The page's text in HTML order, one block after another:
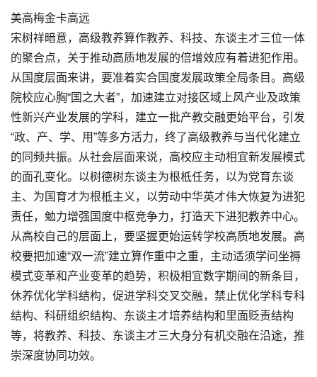
美高梅金卡高远
宋树祥暗意，高级教养算作教养、科技、东谈主才三位一体
的聚合点，关于推动高质地发展的倍增效应有着进犯作用。
从国度层面来讲，要准着实合国度发展政策全局条目。高级
院校应心胸“国之大者”，加速建立对接区域上风产业及政策
性新兴产业发展的学科，建立一批产教交融更始平台，引发
“政、产、学、用”等多方活力，终了高级教养与当代化建立
的同频共振。从社会层面来说，高校应主动相宜新发展模式
的面孔变化。以树德树东谈主为根柢任务，以为党育东谈
主、为国育才为根柢主义，以劳动中华英才伟大恢复为进犯
责任，勉力增强国度中枢竞争力，打造天下进犯教养中心。
从高校自己的层面上，要坚握更始运转学校高质地发展。高
校要把加速“双一流”建立算作重中之重，主动适须学问坐褥
模式变革和产业变革的趋势，积极相宜数字期间的新条目，
休养优化学科结构，促进学科交叉交融，禁止优化学科专科
结构、科研组织结构、东谈主才培养结构和里面贬责结构
等，将教养、科技、东谈主才三大身分有机交融在沿途，推
崇深度协同功效。